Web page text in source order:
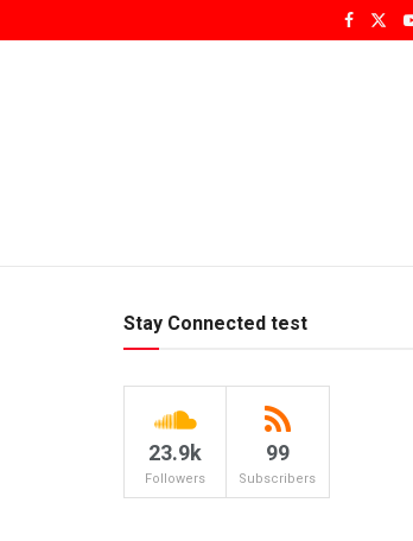
Stay Connected test
23.9k
Followers
99
Subscribers